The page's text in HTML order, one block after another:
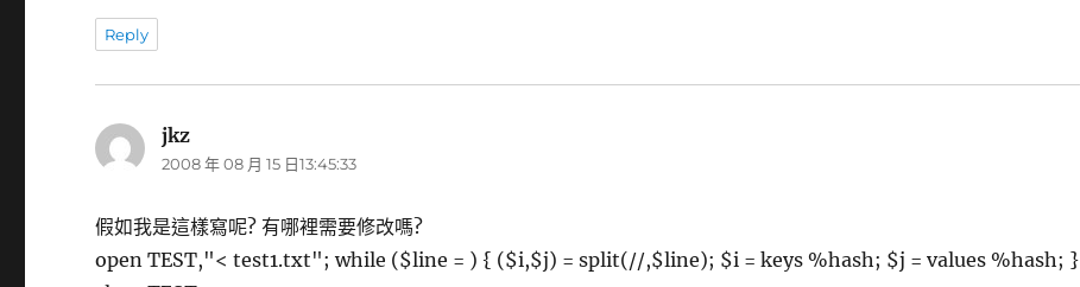
Reply
jkz
示:
2008 年 08 月 15 日13:45:33
假如我是這樣寫呢? 有哪裡需要修改嗎?
open TEST,"< test1.txt"; while ($line = ) { ($i,$j) = split(//,$line); $i = keys %hash; $j = values %hash; }